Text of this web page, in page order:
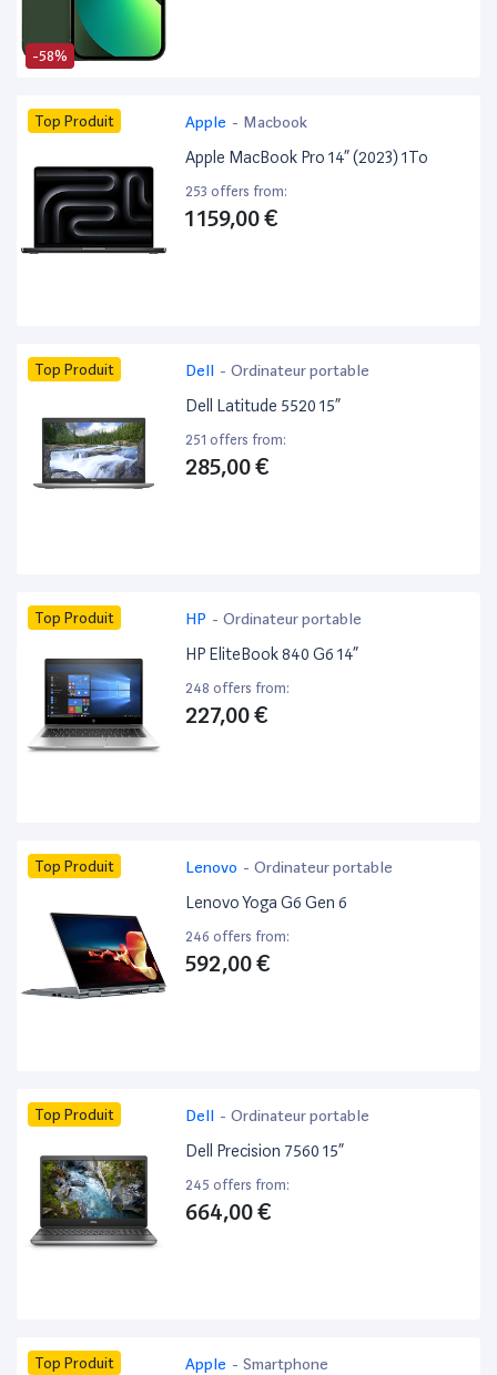
-58%
Top Produit Apple - Macbook
Apple MacBook Pro 14” (2023) 1To
253 offers from:
1 159,00 €
Top Produit Dell - Ordinateur portable
Dell Latitude 5520 15”
251 offers from:
285,00 €
Top Produit HP - Ordinateur portable
HP EliteBook 840 G6 14”
248 offers from:
227,00 €
Top Produit Lenovo - Ordinateur portable
Lenovo Yoga G6 Gen 6
246 offers from:
592,00 €
Top Produit Dell - Ordinateur portable
Dell Precision 7560 15”
245 offers from:
664,00 €
Top Produit Apple - Smartphone